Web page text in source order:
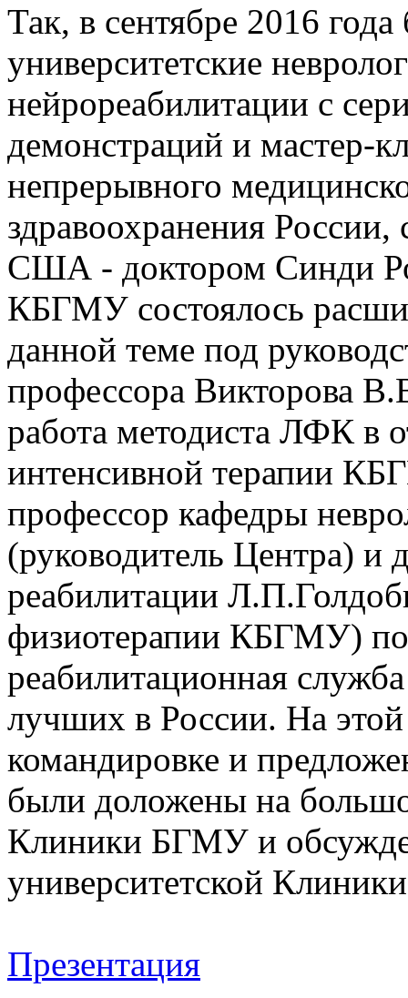
Так, в сентябре 2016
университетские
нейрореабилитации с
демонстраций и мастер-
непрерывного
здравоохранения
США - доктором Синди
КБГМУ состоялось
данной теме под
профессора Викторова
работа методиста ЛФК в
интенсивной терапии
профессор кафедры
(руководитель Центра) и
реабилитации
физиотерапии КБГМУ)
реабилитационная
лучших в России. На этой
командировке и
были доложены на
Клиники БГМУ и
университетской
Презентация